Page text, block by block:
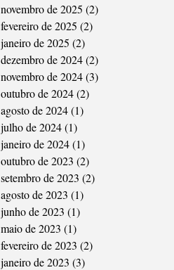
novembro de 2025 (2)
fevereiro de 2025 (2)
janeiro de 2025 (2)
dezembro de 2024(2)
novembro de 2024(3)
outubro de 2024(2)
agosto de 2024(1)
julho de 2024(1)
janeiro de 2024(1)
outubro de 2023 (2)
setembro de 2023 (2)
agosto de 2023 (1)
junho de 2023 (1)
maio de 2023 (1)
fevereiro de 2023 (2)
janeiro de 2023 (3)